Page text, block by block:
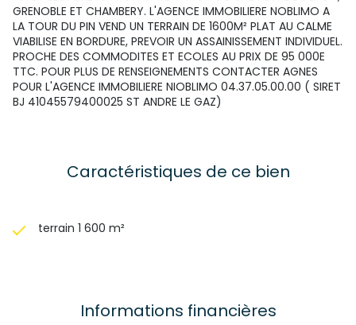
GRENOBLE ET CHAMBERY. L'AGENCE IMMOBILIERE NOBLIMO A
LA TOUR DU PIN VEND UN TERRAIN DE 1600M² PLAT AU CALME
VIABILISE EN BORDURE, PREVOIR UN ASSAINISSEMENT INDIVIDUEL.
PROCHE DES COMMODITES ET ECOLES AU PRIX DE 95 000E
TTC. POUR PLUS DE RENSEIGNEMENTS CONTACTER AGNES
POUR L'AGENCE IMMOBILIERE NIOBLIMO 04.37.05.00.00 ( SIRET
BJ 41045579400025 ST ANDRE LE GAZ)
Caractéristiques de ce bien
terrain 1 600 m²
Informations financières